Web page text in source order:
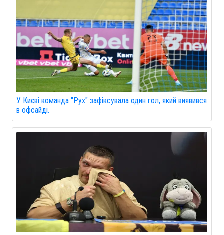
У Києві команда "Рух" зафіксувала один гол, який виявився
в офсайді.